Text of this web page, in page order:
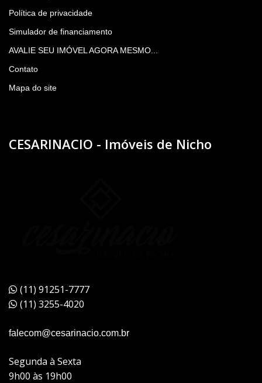
Política de privacidade
Simulador de financiamento
AVALIE SEU IMÓVEL AGORA MESMO...
Contato
Mapa do site
CESARINACIO - Imóveis de Nicho
(11) 91251-7777
(11) 3255-4020
falecom@cesarinacio.com.br
Segunda à Sexta
9h00 às 19h00